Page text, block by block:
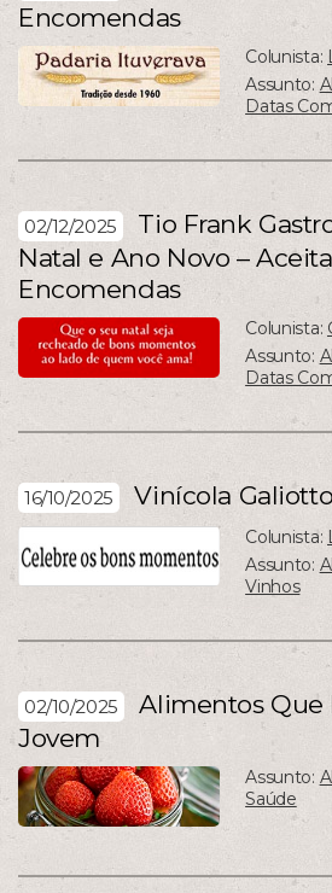
Encomendas
Colunista:
Assunto:
Datas
02/12/2025
Tio Frank
Natal e Ano Novo –
Encomendas
Colunista:
Assunto:
Datas
16/10/2025 Vinícola Galiotto
Colunista:
Assunto:
Vinhos
02/10/2025
Alimentos Que
Jovem
Assunto:
Saúde